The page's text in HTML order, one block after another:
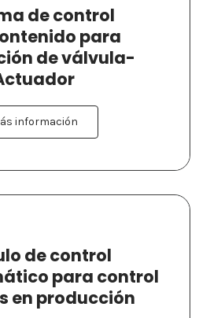
de control
para
de válvula-
información
de control
para control
en producción